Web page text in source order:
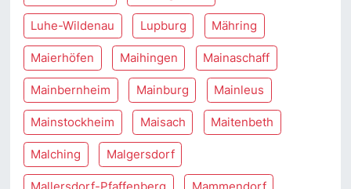
Luhe-Wildenau Lupburg Mähring
Maierhöfen Maihingen Mainaschaff
Mainbernheim Mainburg Mainleus
Mainstockheim Maisach Maitenbeth
Malching Malgersdorf